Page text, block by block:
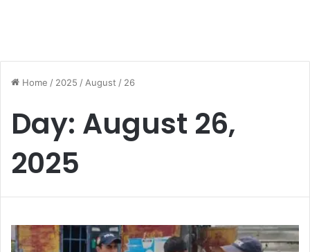
Home / 2025 / August / 26
Day: August 26,
2025